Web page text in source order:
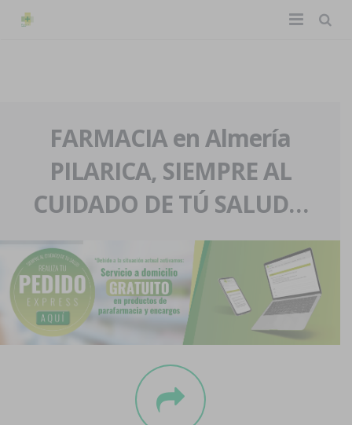
La farmacia
Nuestra historia
Nuestro equipo
Eventos
Servicios y reservas
Pedidos express
Blog
Contacto
Boletín
FARMACIA en Almería
PILARICA, SIEMPRE AL
CUIDADO DE TÚ SALUD…